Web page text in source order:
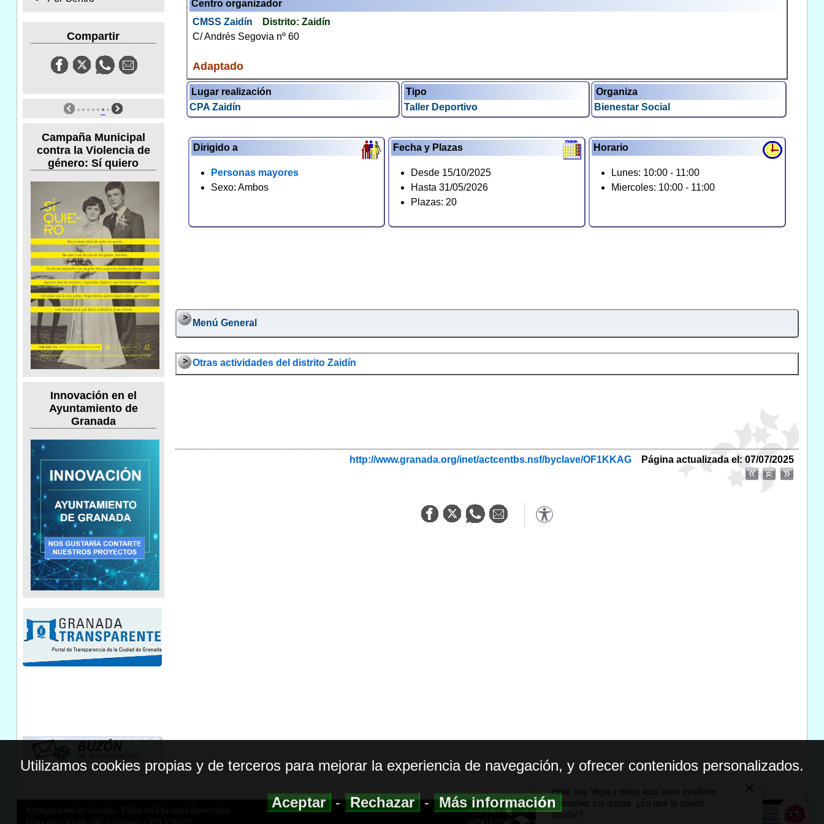
Compartir
Campaña Municipal
contra la Violencia de
género: Sí quiero
Innovación en el
Ayuntamiento de
Granada
Centro organizador
CMSS Zaidín
Distrito: Zaidín
C/ Andrés Segovia nº 60
Adaptado
Lugar realización
CPA Zaidín
Tipo
Taller Deportivo
Organiza
Bienestar Social
Dirigido a
Personas mayores
Sexo: Ambos
Fecha y Plazas
Desde 15/10/2025
Hasta 31/05/2026
Plazas: 20
Horario
Lunes: 10:00 - 11:00
Miercoles: 10:00 - 11:00
Menú General
Otras actividades del distrito Zaidín
http://www.granada.org/inet/actcentbs.nsf/byclave/OF1KKAG Página actualizada el: 07/07/2025
Ayuntamiento de Granada. Todos los Derechos Reservados.
MAPA WEB|ACCESIBILIDAD
AVISO LEGAL| POLITICA DE PRIVACIDAD
Utilizamos cookies propias y de terceros para mejorar la experiencia de navegación, y ofrecer contenidos personalizados.
Aceptar-Rechazar-Más información